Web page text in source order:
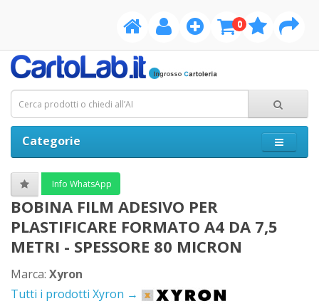
0
Categorie
Info WhatsApp
BOBINA FILM ADESIVO PER
PLASTIFICARE FORMATO A4 DA 7,5
METRI - SPESSORE 80 MICRON
Marca: Xyron
Tutti i prodotti Xyron →